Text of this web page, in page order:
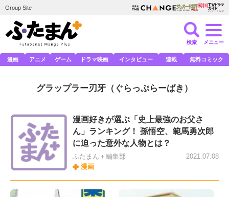
Group Site
検索 メニュー
漫画 アニメ ゲーム ドラマ映画 インタビュー 連載 無料コミック
グラップラー刃牙 （ぐらっぷらーばき）
漫画好きが選ぶ「史上最強のお父さ
ん」ランキング！ 孫悟空、範馬勇次郎
に迫った意外な人物とは？
ふたまん＋編集部
漫画
2021.07.08